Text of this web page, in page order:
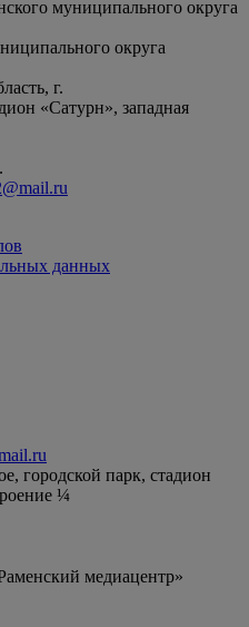
муниципального округа
округа
г.
«Сатурн», западная
данных
городской парк, стадион
¼
медиацентр»